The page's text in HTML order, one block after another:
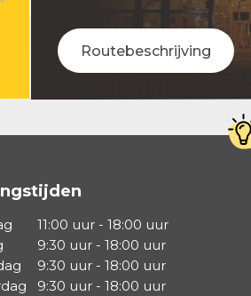
Routebeschrijving
11:00 uur - 18:00 uur
9:30 uur - 18:00 uur
9:30 uur - 18:00 uur
9:30 uur - 18:00 uur